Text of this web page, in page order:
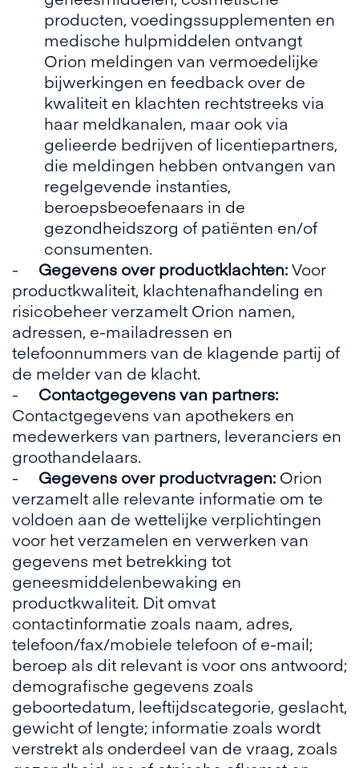
producten, voedingssupplementen en
medische hulpmiddelen ontvangt
Orion meldingen van vermoedelijke
bijwerkingen en feedback over de
kwaliteit en klachten rechtstreeks via
haar meldkanalen, maar ook via
gelieerde bedrijven of licentiepartners,
die meldingen hebben ontvangen van
regelgevende instanties,
beroepsbeoefenaars in de
gezondheidszorg of patiënten en/of
consumenten.
- Gegevens over productklachten:Voor
productkwaliteit, klachtenafhandeling en
risicobeheer verzamelt Orion namen,
adressen, e-mailadressen en
telefoonnummers van de klagende partij of
de melder van de klacht.
- Contactgegevens van partners:
Contactgegevens van apothekers en
medewerkers van partners, leveranciers en
groothandelaars.
- Gegevens over productvragen: Orion
verzamelt alle relevante informatie om te
voldoen aan de wettelijke verplichtingen
voor het verzamelen en verwerken van
gegevens met betrekking tot
geneesmiddelenbewaking en
productkwaliteit. Dit omvat
contactinformatie zoals naam, adres,
telefoon/fax/mobiele telefoon of e-mail;
beroep als dit relevant is voor ons antwoord;
demografische gegevens zoals
geboortedatum, leeftijdscategorie, geslacht,
gewicht of lengte; informatie zoals wordt
verstrekt als onderdeel van de vraag, zoals